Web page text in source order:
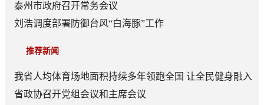
泰州市政府召开常务会议
刘浩调度部署防御台风“白海豚”工作
推荐新闻
我省人均体育场地面积持续多年领跑全国 让全民健身融入
日常成为风尚
省政协召开党组会议和主席会议